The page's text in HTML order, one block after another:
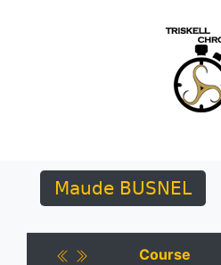
Maude BUSNEL
Course